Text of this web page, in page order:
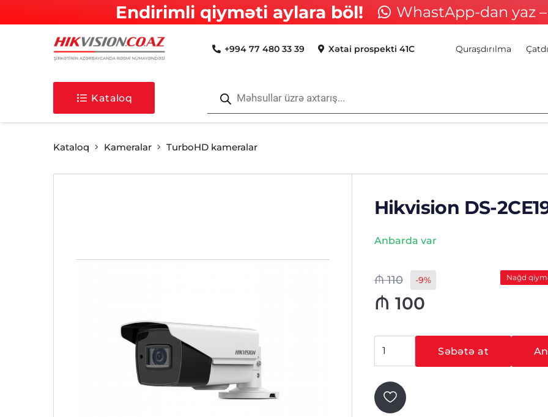
Endirimli qiyməti aylara böl! WhastApp-dan yaz
+994 77 480 33 39 Xətai prospekti 41C Quraşdırılma
Kataloq
search
Kataloq Kameralar TurboHD kameralar
Hikvision DS-
Anbarda var
₼110 -9%
₼ 100
Nağd
DS-
AIT3ZF
ədəd
Səbətə at